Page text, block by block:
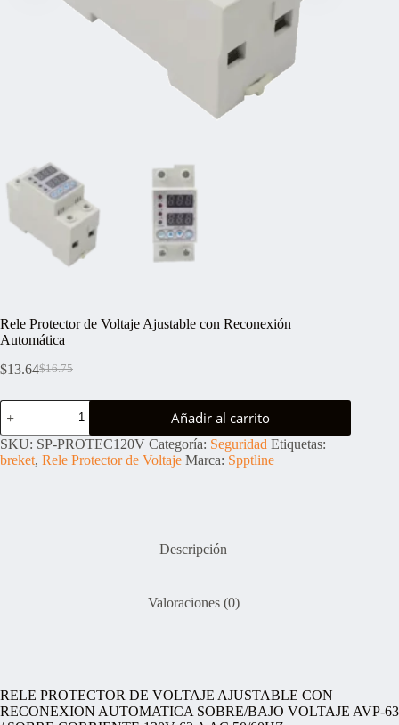
Rele Protector de Voltaje Ajustable con Reconexión
Automática
$16.75
El
$16.75.
$13.64El
$13.64.
Rele
Protector
de
Voltaje
Ajustable
Añadir al carrito
SKU: SP-PROTEC120V Categoría: Seguridad Etiquetas:
breket, Rele Protector de Voltaje Marca: Spptline
Descripción
Valoraciones (0)
RELE PROTECTOR DE VOLTAJE AJUSTABLE CON
RECONEXION AUTOMATICA SOBRE/BAJO VOLTAJE AVP-63